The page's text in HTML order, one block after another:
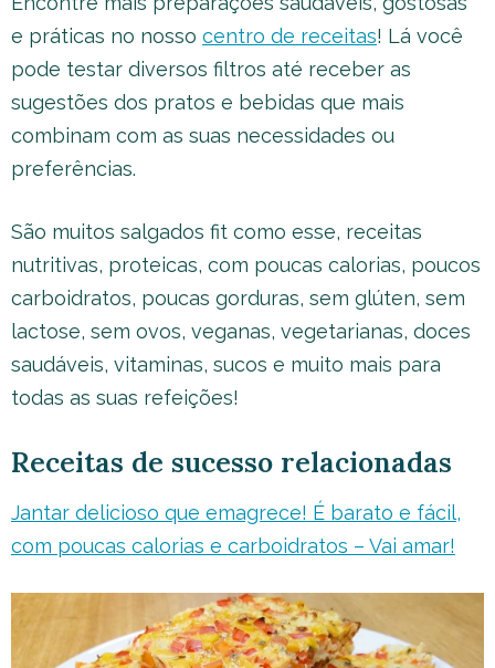
e práticas no nosso centro de receitas! Lá você
pode testar diversos filtros até receber as
sugestões dos pratos e bebidas que mais
combinam com as suas necessidades ou
preferências.
São muitos salgados fit como esse, receitas
nutritivas, proteicas, com poucas calorias, poucos
carboidratos, poucas gorduras, sem glúten, sem
lactose, sem ovos, veganas, vegetarianas, doces
saudáveis, vitaminas, sucos e muito mais para
todas as suas refeições!
Receitas de sucesso relacionadas
Jantar delicioso que emagrece! É barato e fácil,
com poucas calorias e carboidratos – Vai amar!